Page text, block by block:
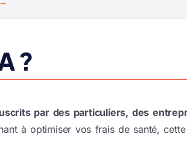
?
par des particuliers, des
à optimiser vos frais de santé,